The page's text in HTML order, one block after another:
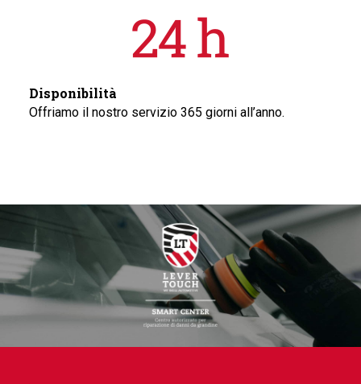
Disponibilità
Offriamo il nostro servizio 365 giorni all’anno.